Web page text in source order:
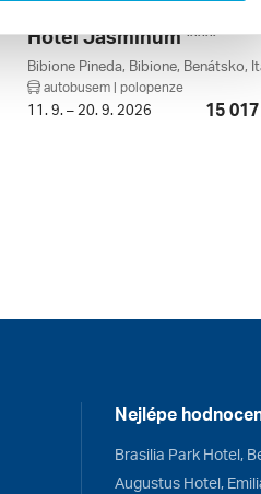
Hotel Jasminum ****
Bibione Pineda, Bibione, Benátsko,
autobusem | polopenze
11. 9. – 20. 9. 2026 15
Nejlépe
Brasilia Park Hotel,
Augustus Hotel,